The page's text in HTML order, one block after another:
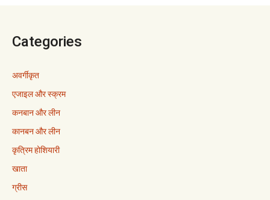
Categories
अवर्गीकृत
एजाइल और स्क्रम
कनबान और लीन
कानबन और लीन
कृत्रिम होशियारी
खाता
ग्रीस